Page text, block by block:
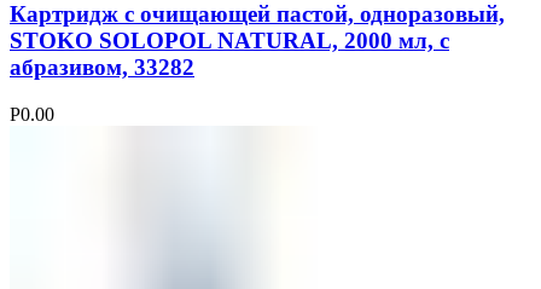
Картридж с очищающей пастой, одноразовый,
STOKO SOLOPOL NATURAL, 2000 мл, с
абразивом, 33282
Р0.00